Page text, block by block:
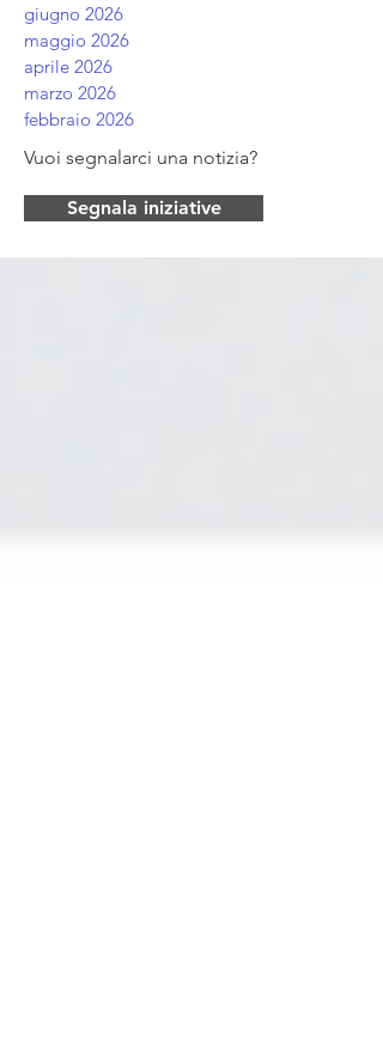
giugno 2026
maggio 2026
aprile 2026
marzo 2026
febbraio 2026
Vuoi segnalarci una notizia?
Segnala iniziative